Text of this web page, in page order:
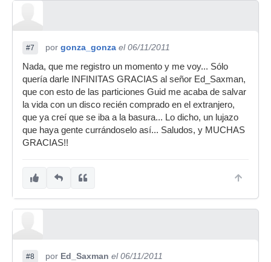
#7 por gonza_gonza el 06/11/2011
Nada, que me registro un momento y me voy... Sólo
quería darle INFINITAS GRACIAS al señor Ed_Saxman,
que con esto de las particiones Guid me acaba de salvar
la vida con un disco recién comprado en el extranjero,
que ya creí que se iba a la basura... Lo dicho, un lujazo
que haya gente currándoselo así... Saludos, y MUCHAS
GRACIAS!!
#8 por Ed_Saxman el 06/11/2011